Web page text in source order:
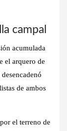
campal
acumulada
el arquero de
de ambos
el terreno de